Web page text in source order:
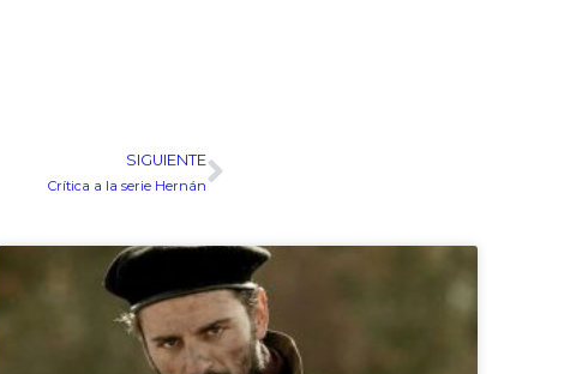
SIGUIENTE
Crítica a la serie HernánSiguiente